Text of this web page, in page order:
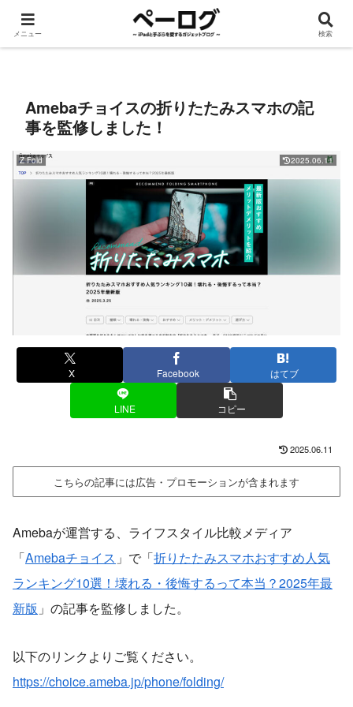
iPad Apple Watch ガジェット
Amebaチョイスの折りたたみスマホの記
事を監修しました！
Z Fold 2025.06.11
X Facebook はてブ
LINE コピー
2025.06.11
こちらの記事には広告・プロモーションが含まれます
Amebaが運営する、ライフスタイル比較メディア
「Amebaチョイス 」で「折りたたみスマホおすすめ人気
ランキング10選！壊れる・後悔するって本当？2025年最
新版 」の記事を監修しました。
以下のリンクよりご覧ください。
https://choice.ameba.jp/phone/folding/
メニュー 検索